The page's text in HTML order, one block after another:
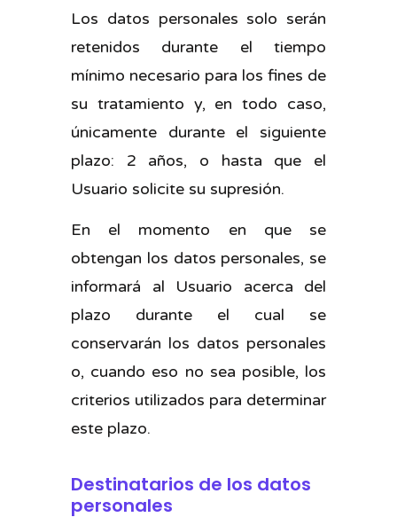
Los datos personales solo serán
retenidos durante el tiempo
mínimo necesario para los fines de
su tratamiento y, en todo caso,
únicamente durante el siguiente
plazo: 2 años, o hasta que el
Usuario solicite su supresión.
En el momento en que se
obtengan los datos personales, se
informará al Usuario acerca del
plazo durante el cual se
conservarán los datos personales
o, cuando eso no sea posible, los
criterios utilizados para determinar
este plazo.
Destinatarios de los datos
personales